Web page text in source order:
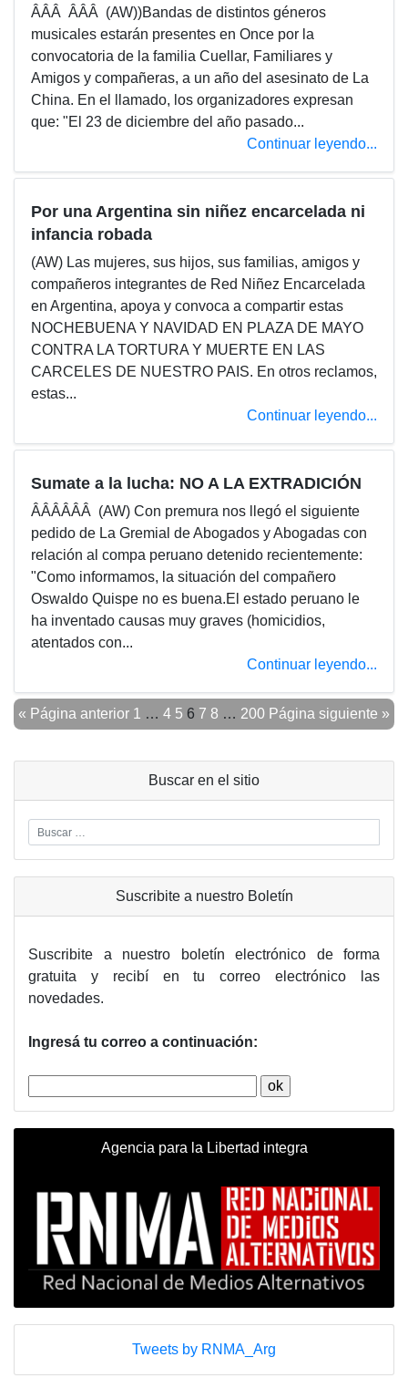
ÂÂÂ ÂÂÂ (AW))Bandas de distintos géneros
musicales estarán presentes en Once por la
convocatoria de la familia Cuellar, Familiares y
Amigos y compañeras, a un año del asesinato de La
China. En el llamado, los organizadores expresan
que: "El 23 de diciembre del año pasado...
Continuar leyendo...
Por una Argentina sin niñez encarcelada ni
infancia robada
(AW) Las mujeres, sus hijos, sus familias, amigos y
compañeros integrantes de Red Niñez Encarcelada
en Argentina, apoya y convoca a compartir estas
NOCHEBUENA Y NAVIDAD EN PLAZA DE MAYO
CONTRA LA TORTURA Y MUERTE EN LAS
CARCELES DE NUESTRO PAIS. En otros reclamos,
estas...
Continuar leyendo...
Sumate a la lucha: NO A LA EXTRADICIÓN
ÂÂÂÂÂÂ (AW) Con premura nos llegó el siguiente
pedido de La Gremial de Abogados y Abogadas con
relación al compa peruano detenido recientemente:
"Como informamos, la situación del compañero
Oswaldo Quispe no es buena.El estado peruano le
ha inventado causas muy graves (homicidios,
atentados con...
Continuar leyendo...
« Página anterior 1 … 4 5 6 7 8 … 200 Página siguiente »
Buscar en el sitio
Suscribite a nuestro Boletín
Suscribite a nuestro boletín electrónico de forma
gratuita y recibí en tu correo electrónico las
novedades.
Ingresá tu correo a continuación:
Agencia para la Libertad integra
Tweets by RNMA_Arg